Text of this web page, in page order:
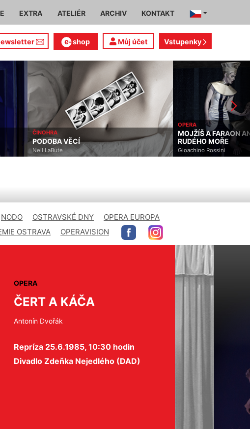
EXTRA ATELIÉR ARCHIV KONTAKT
shop Můj účet Vstupenky
ČINOHRA
PODOBA VĚCÍ
Neil LaBute
OPERA
MOJŽÍŠ A FARAON
RUDÉHO MOŘE
Gioachino Rossini
NODO OSTRAVSKÉ DNY
OPERA EUROPA
OSTRAVA OPERAVISION
OPERA
ČERT A KÁČA
Antonín Dvořák
Repríza 25.6.1985, 10:30 hodin
Divadlo Zdeňka Nejedlého (DAD)